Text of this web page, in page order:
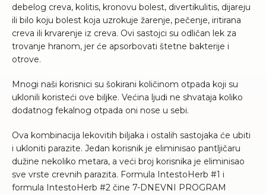
debelog creva, kolitis, kronovu bolest, divertikulitis, dijareju
ili bilo koju bolest koja uzrokuje žarenje, pečenje, iritirana
creva ili krvarenje iz creva. Ovi sastojci su odličan lek za
trovanje hranom, jer će apsorbovati štetne bakterije i
otrove.
Mnogi naši korisnici su šokirani količinom otpada koji su
uklonili koristeći ove biljke. Većina ljudi ne shvataja koliko
dodatnog fekalnog otpada oni nose u sebi.
Ova kombinacija lekovitih biljaka i ostalih sastojaka će ubiti
i ukloniti parazite. Jedan korisnik je eliminisao pantljičaru
dužine nekoliko metara, a veći broj korisnika je eliminisao
sve vrste crevnih parazita. Formula IntestoHerb #1 i
formula IntestoHerb #2 čine 7-DNEVNI PROGRAM